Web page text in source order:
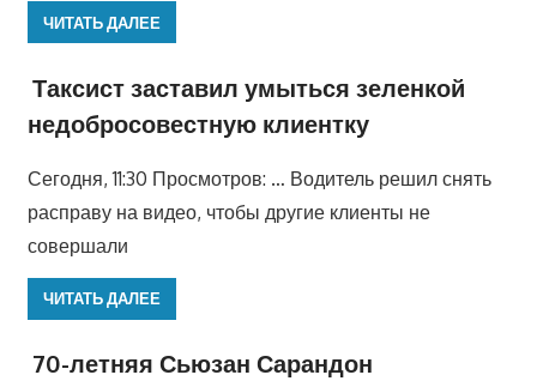
ЧИТАТЬ ДАЛЕЕ
Таксист заставил умыться зеленкой
недобросовестную клиентку
Сегодня, 11:30 Просмотров: … Водитель решил снять
расправу на видео, чтобы другие клиенты не
совершали
ЧИТАТЬ ДАЛЕЕ
70-летняя Сьюзан Сарандон